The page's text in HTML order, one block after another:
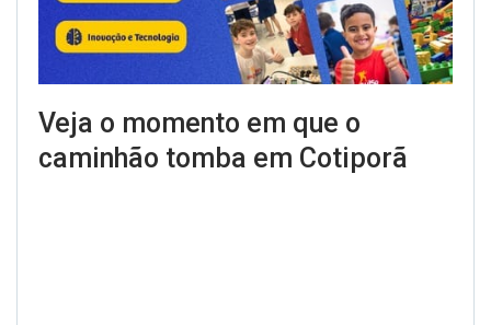
Veja o momento em que o
caminhão tomba em Cotiporã